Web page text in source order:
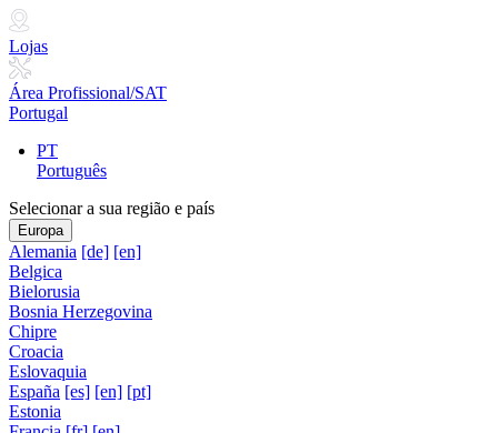
Lojas
Área Profissional/SAT
Portugal
PT
Português
Selecionar a sua região e país
Europa
Alemania [de] [en]
Belgica
Bielorusia
Bosnia Herzegovina
Chipre
Croacia
Eslovaquia
España [es] [en] [pt]
Estonia